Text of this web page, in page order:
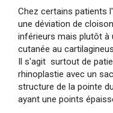
Chez certains patients
une déviation de
inférieurs mais plutôt à
cutanée au
Il s'agit surtout de
rhinoplastie avec un
structure de la pointe
ayant une points